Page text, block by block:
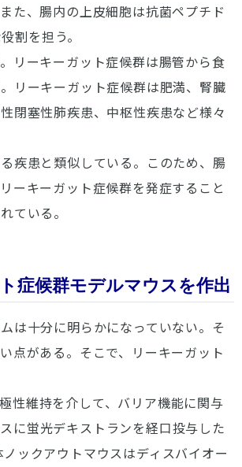
た、腸内の上皮細胞は抗菌ペプチド
割を担う。
リーキーガット症候群は腸管から食
リーキーガット症候群は肥満、腎臓
閉塞性肺疾患、中枢性疾患など様々
疾患と類似している。このため、腸
ーキーガット症候群を発症すること
ている。
症候群モデルマウスを作出
は十分に明らかになっていない。そ
点がある。そこで、リーキーガット
性維持を介して、バリア機能に関与
に蛍光デキストランを経口投与した
ックアウトマウスはディスバイオー